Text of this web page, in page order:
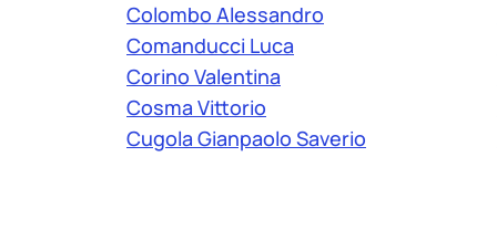
Colombo Alessandro
Comanducci Luca
Corino Valentina
Cosma Vittorio
Cugola Gianpaolo Saverio